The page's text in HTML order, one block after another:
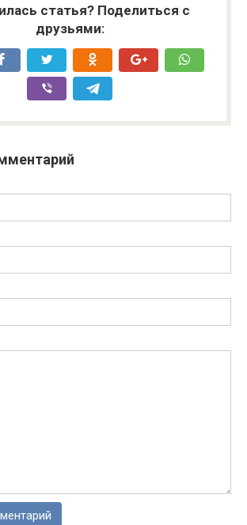
статья? Поделиться с
друзьями: